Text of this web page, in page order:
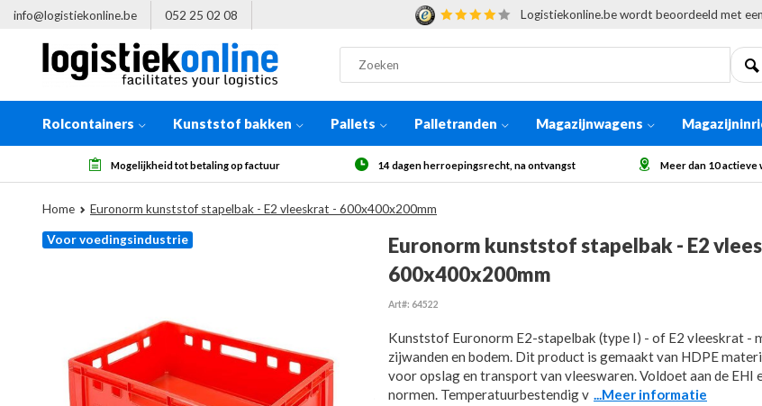
info@logistiekonline.be 052 25 02 08 Logistiekonline.be wordt beoordeeld met een
Rolcontainers Kunststof bakken Pallets Palletranden Magazijnwagens
14 dagen herroepingsrecht, na ontvangst Meer dan 10 actieve webshops in Europa
Home Euronorm kunststof stapelbak - E2 vleeskrat - 600x400x200mm
Voor voedingsindustrie
Euronorm kunststof stapelbak - E2
600x400x200mm
Art#: 64522
Kunststof Euronorm E2-stapelbak (type I) - of E2 vleeskrat -
zijwanden en bodem. Dit product is gemaakt van HDPE
voor opslag en transport van vleeswaren. Voldoet aan de EHI
normen. Temperatuurbestendig v ...Meer informatie